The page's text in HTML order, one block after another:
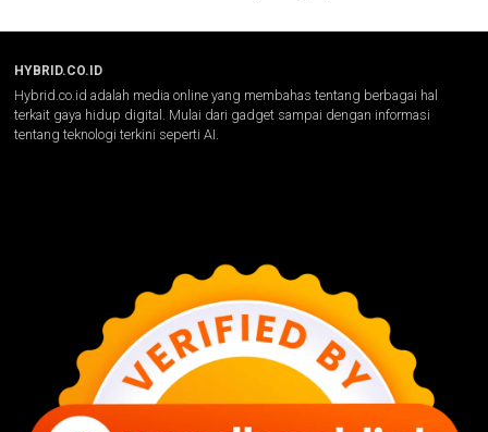
HYBRID.CO.ID
Hybrid.co.id adalah media online yang membahas tentang berbagai hal
terkait gaya hidup digital. Mulai dari gadget sampai dengan informasi
tentang teknologi terkini seperti AI.